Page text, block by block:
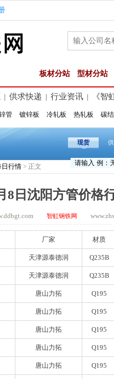
板材分站 型材分站
供求快递 行业资讯 《智
管 镀锌板 冷轧板 热轧板 碳
现货
日行情 > 正文
8日沈阳方管价格
智虹钢铁网
厂家 材质
天津源泰德润 Q235B
天津源泰德润 Q235B
唐山力拓 Q195
唐山力拓 Q195
唐山力拓 Q195
唐山力拓 Q195
唐山力拓 Q195